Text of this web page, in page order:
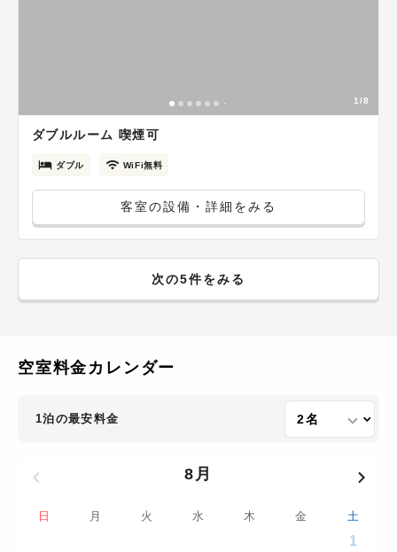
1/8
ダブルルーム 喫煙可
ダブル WiFi無料
客室の設備・詳細をみる
次の5件をみる
空室料金カレンダー
1泊の最安料金
8月
日 月 火 水 木 金 土
1